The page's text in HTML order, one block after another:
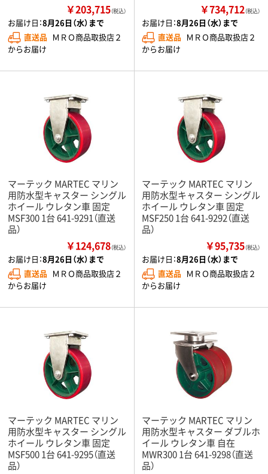
￥203,715（税込）
お届け日：8月26日（水）まで
直送品 ＭＲＯ商品取扱店２
からお届け
￥734,712（税込）
お届け日：8月26日（水）まで
直送品 ＭＲＯ商品取扱店２
からお届け
マーテック MARTEC マリン
用防水型キャスター シングル
ホイール ウレタン車 固定
MSF300 1台 641-9291（直送
品）
￥124,678（税込）
お届け日：8月26日（水）まで
直送品 ＭＲＯ商品取扱店２
からお届け
マーテック MARTEC マリン
用防水型キャスター シングル
ホイール ウレタン車 固定
MSF250 1台 641-9292（直送
品）
￥95,735（税込）
お届け日：8月26日（水）まで
直送品 ＭＲＯ商品取扱店２
からお届け
マーテック MARTEC マリン
用防水型キャスター シングル
ホイール ウレタン車 固定
MSF500 1台 641-9295（直送
品）
マーテック MARTEC マリン
用防水型キャスター ダブルホ
イール ウレタン車 自在
MWR300 1台 641-9298（直送
品）